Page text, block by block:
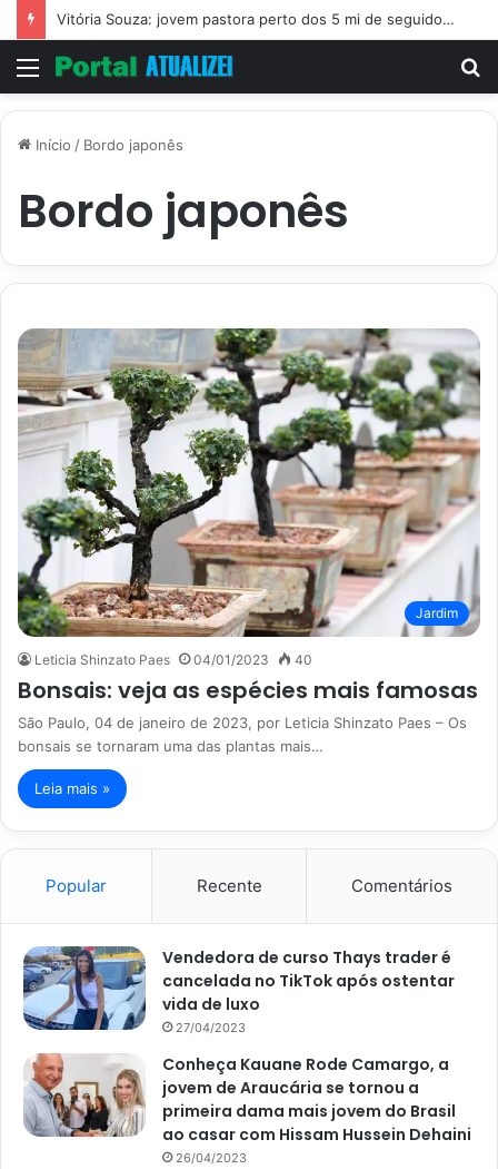
Vitória Souza: jovem pastora perto dos 5 mi de seguidores na web
Menu
Início / Bordo japonês
Bordo japonês
Jardim
Leticia Shinzato Paes 04/01/2023 40
Bonsais: veja as espécies mais famosas
São Paulo, 04 de janeiro de 2023, por Leticia Shinzato Paes – Os
bonsais se tornaram uma das plantas mais…
Leia mais »
Popular Recente Comentários
Vendedora de curso Thays trader é
cancelada no TikTok após ostentar
vida de luxo
27/04/2023
Conheça Kauane Rode Camargo, a
jovem de Araucária se tornou a
primeira dama mais jovem do Brasil
ao casar com Hissam Hussein Dehaini
26/04/2023